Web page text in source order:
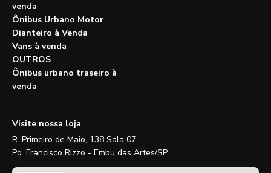
venda
Ônibus Urbano Motor
Dianteiro à Venda
Vans à venda
OUTROS
Ônibus urbano traseiro à
venda
Visite nossa loja
R. Primeiro de Maio, 138 Sala 07
Pq. Francisco Rizzo - Embu das Artes/SP